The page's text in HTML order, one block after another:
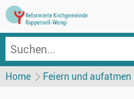
Home Feiern und aufatmen